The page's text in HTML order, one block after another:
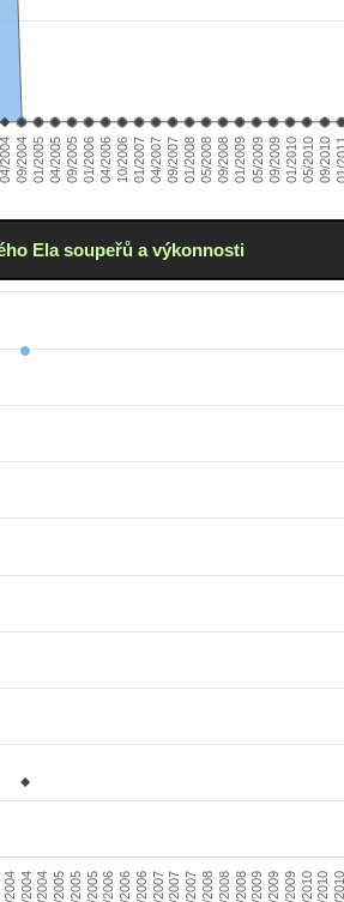
04/200409/200401/200504/200509/200501/200604/200610/200601/200704/200709/200701/200805/200809/200801/200905/200909/200901/201005/201009/2010
Ela soupeřů a výkonnosti